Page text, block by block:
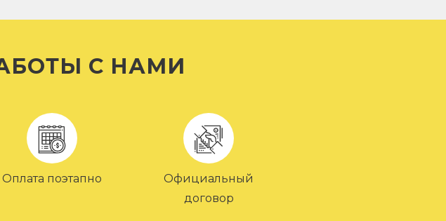
С НАМИ
Оплата поэтапно
Официальный
договор